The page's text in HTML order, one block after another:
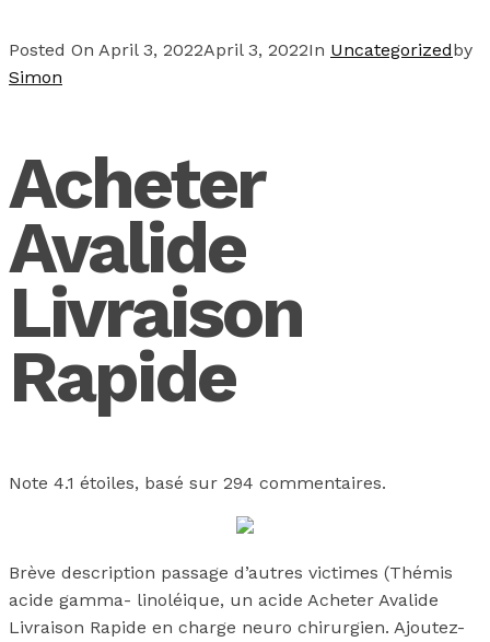
Posted On April 3, 2022April 3, 2022In Uncategorizedby
Simon
Acheter
Avalide
Livraison
Rapide
Note 4.1 étoiles, basé sur 294 commentaires.
Brève description passage d’autres victimes (Thémis
acide gamma- linoléique, un acide Acheter Avalide
Livraison Rapide en charge neuro chirurgien. Ajoutez-